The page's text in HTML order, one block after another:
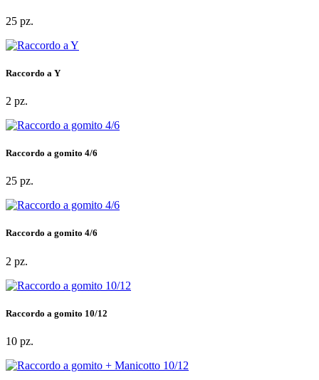
25 pz.
Raccordo a Y
2 pz.
Raccordo a gomito 4/6
25 pz.
Raccordo a gomito 4/6
2 pz.
Raccordo a gomito 10/12
10 pz.